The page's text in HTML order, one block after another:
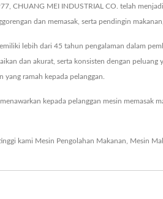
CHUANG MEI INDUSTRIAL CO. telah
dan memasak, serta pendingin
lebih dari 45 tahun pengalaman dalam
dan akurat, serta konsisten dengan
yang ramah kepada pelanggan.
kepada pelanggan mesin memasak
kami Mesin Pengolahan Makanan Mesin